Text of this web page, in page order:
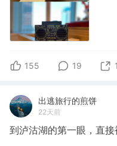
155 19
出逃旅行的煎饼
22天前
到泸沽湖的第一眼，直